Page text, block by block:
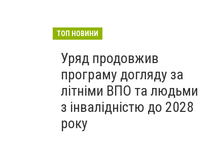
адміністрація оскаржує
судами право власності на
житло
Вчора
ТОП НОВИНИ
Уряд продовжив
програму догляду за
літніми ВПО та людьми
з інвалідністю до 2028
року